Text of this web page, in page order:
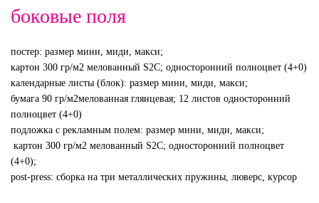
боковые поля
постер: размер мини, миди, макси;
картон 300 гр/м2 мелованный S2C; односторонний полноцвет (4+0)
календарные листы (блок): размер мини, миди, макси;
бумага 90 гр/м2мелованная глянцевая; 12 листов односторонний
полноцвет (4+0)
подложка с рекламным полем: размер мини, миди, макси;
картон 300 гр/м2 мелованный S2C; односторонний полноцвет
(4+0);
post-press: сборка на три металлических пружины, люверс, курсор